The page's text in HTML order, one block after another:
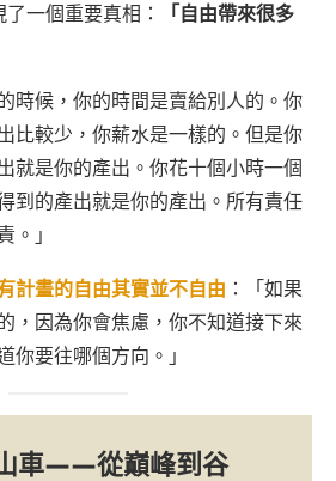
一個重要真相：
「自由帶來很多
時候，你的時間是賣給別人的。你
比較少，你薪水是一樣的。但是你
就是你的產出。你花十個小時一個
到的產出就是你的產出。所有責任
。」
計畫的自由其實並不自由 ：「如果
，因為你會焦慮，你不知道接下來
你要往哪個方向。」
車——從巔峰到谷